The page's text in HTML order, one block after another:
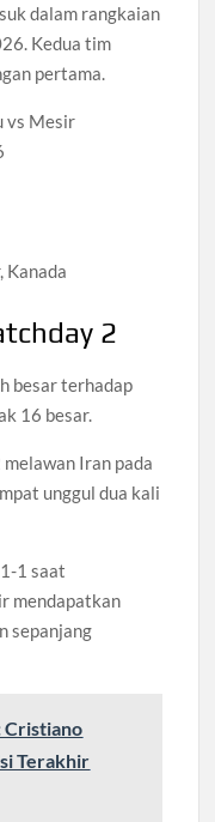
dalam rangkaian
Kedua tim
pertama.
vs Mesir
Kanada
2
besar terhadap
16 besar.
Iran pada
unggul dua kali
1 saat
mendapatkan
sepanjang
Cristiano
Terakhir